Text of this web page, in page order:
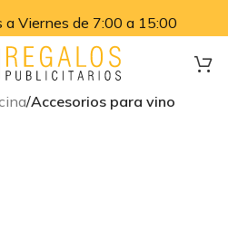
a Viernes de 7:00 a 15:00
Accesorios para vino